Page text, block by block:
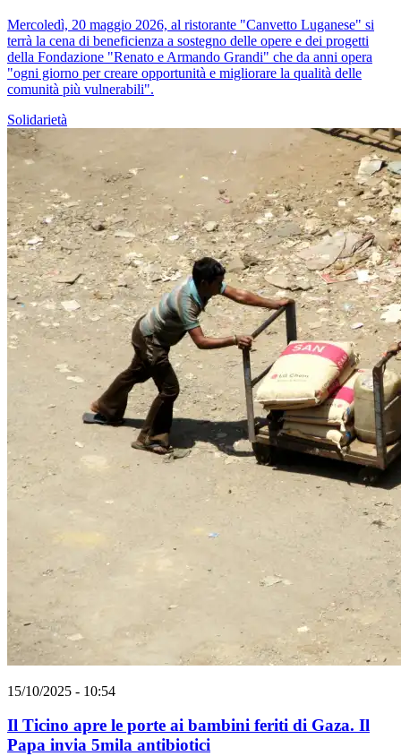
Mercoledì, 20 maggio 2026, al ristorante "Canvetto Luganese" si
terrà la cena di beneficienza a sostegno delle opere e dei progetti
della Fondazione "Renato e Armando Grandi" che da anni opera
"ogni giorno per creare opportunità e migliorare la qualità delle
comunità più vulnerabili".
Solidarietà
15/10/2025 - 10:54
Il Ticino apre le porte ai bambini feriti di Gaza. Il
Papa invia 5mila antibiotici